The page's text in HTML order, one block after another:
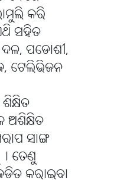
କରି
ସହିତ
ପଡୋଶୀ,
ଟେଲିଭିଜନ
ଅଶିକ୍ଷିତ
ସାଙ୍ଗ
ତେଣୁ
କରାଇବା